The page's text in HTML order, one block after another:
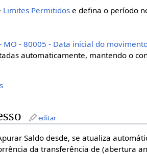
Limites Permitidos e defina o período
MO - 80005 - Data inicial do
automaticamente, mantendo o
editar
Saldo desde, se atualiza
da transferência de (abertura